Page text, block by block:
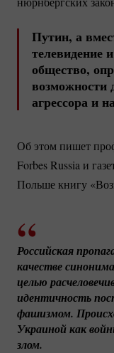
Путин, а
телевидение
общество,
агрессора и
Об этом пишет
Forbes Russia и
Польше книгу
Российская
качестве
целью
идентичность
фашизмом.
Украиной как
злом.